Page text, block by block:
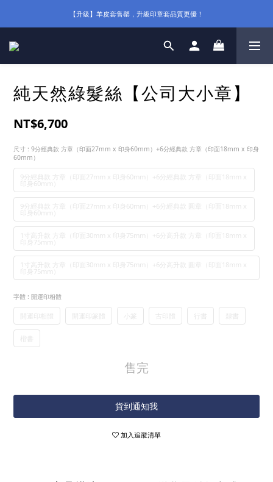
【升級】羊皮套售罄，升級印章套品質更優！
純天然綠髮絲【公司大小章】
NT$6,700
尺寸 : 9分經典款 方章（印面27mm x 印身60mm）+6分經典款 方章（印面18mm x 印身
60mm）
9分經典款 方章（印面27mm x 印身60mm）+6分經典款 方章（印面18mm x
印身60mm）
9分經典款 方章（印面27mm x 印身60mm）+6分經典款 圓章（印面18mm x
印身60mm）
1寸高升款 方章（印面30mm x 印身75mm）+6分高升款 方章（印面18mm x
印身75mm）
1寸高升款 方章（印面30mm x 印身75mm）+6分高升款 圓章（印面18mm x
印身75mm）
字體 : 開運印相體
開運印相體 開運印篆體 小篆 古印體 隸書
楷書
售完
貨到通知我
加入追蹤清單